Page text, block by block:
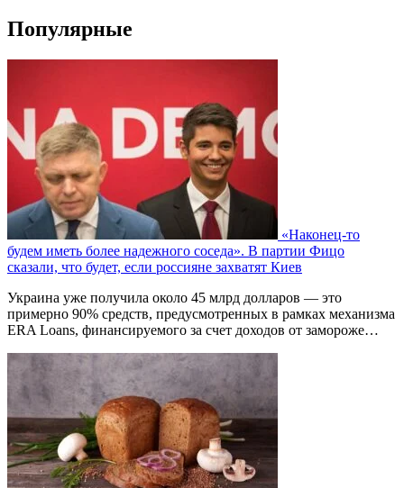
Популярные
«Наконец-то
будем иметь более надежного соседа». В партии Фицо
сказали, что будет, если россияне захватят Киев
Украина уже получила около 45 млрд долларов — это
примерно 90% средств, предусмотренных в рамках механизма
ERA Loans, финансируемого за счет доходов от замороже…